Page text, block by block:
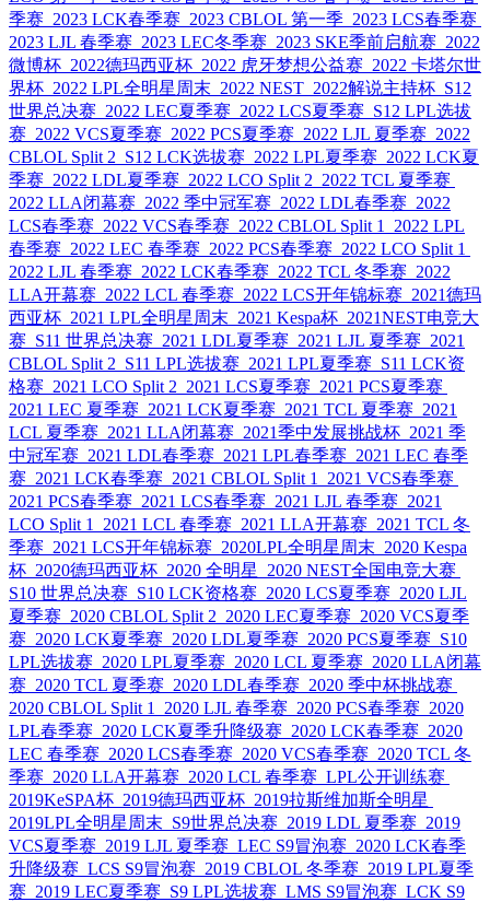
季赛 2023 LCK春季赛 2023 CBLOL 第一季 2023 LCS春季赛
2023 LJL 春季赛 2023 LEC冬季赛 2023 SKE季前启航赛 2022
微博杯 2022德玛西亚杯 2022 虎牙梦想公益赛 2022 卡塔尔世
界杯 2022 LPL全明星周末 2022 NEST 2022解说主持杯 S12
世界总决赛 2022 LEC夏季赛 2022 LCS夏季赛 S12 LPL选拔
赛 2022 VCS夏季赛 2022 PCS夏季赛 2022 LJL 夏季赛 2022
CBLOL Split 2 S12 LCK选拔赛 2022 LPL夏季赛 2022 LCK夏
季赛 2022 LDL夏季赛 2022 LCO Split 2 2022 TCL 夏季赛
2022 LLA闭幕赛 2022 季中冠军赛 2022 LDL春季赛 2022
LCS春季赛 2022 VCS春季赛 2022 CBLOL Split 1
2022 LPL
春季赛 2022 LEC 春季赛 2022 PCS春季赛 2022 LCO Split 1
2022 LJL 春季赛 2022 LCK春季赛 2022 TCL 冬季赛 2022
LLA开幕赛 2022 LCL 春季赛 2022 LCS开年锦标赛 2021德玛
西亚杯 2021 LPL全明星周末 2021 Kespa杯 2021NEST电竞大
赛 S11 世界总决赛 2021 LDL夏季赛 2021 LJL 夏季赛 2021
CBLOL Split 2 S11 LPL选拔赛 2021 LPL夏季赛 S11 LCK资
格赛 2021 LCO Split 2 2021 LCS夏季赛 2021 PCS夏季赛
2021 LEC 夏季赛 2021 LCK夏季赛 2021 TCL 夏季赛 2021
LCL 夏季赛 2021 LLA闭幕赛 2021季中发展挑战杯 2021 季
中冠军赛 2021 LDL春季赛 2021 LPL春季赛 2021 LEC 春季
赛 2021 LCK春季赛 2021 CBLOL Split 1
2021 VCS春季赛
2021 PCS春季赛 2021 LCS春季赛 2021 LJL 春季赛 2021
LCO Split 1
2021 LCL 春季赛 2021 LLA开幕赛 2021 TCL 冬
季赛 2021 LCS开年锦标赛 2020LPL全明星周末 2020 Kespa
杯 2020德玛西亚杯 2020 全明星
2020 NEST全国电竞大赛
S10 世界总决赛 S10 LCK资格赛 2020 LCS夏季赛 2020 LJL
夏季赛 2020 CBLOL Split 2 2020 LEC夏季赛 2020 VCS夏季
赛 2020 LCK夏季赛 2020 LDL夏季赛 2020 PCS夏季赛 S10
LPL选拔赛 2020 LPL夏季赛 2020 LCL 夏季赛 2020 LLA闭幕
赛 2020 TCL 夏季赛 2020 LDL春季赛 2020 季中杯挑战赛
2020 CBLOL Split 1
2020 LJL 春季赛 2020 PCS春季赛 2020
LPL春季赛 2020 LCK夏季升降级赛 2020 LCK春季赛 2020
LEC 春季赛 2020 LCS春季赛 2020 VCS春季赛 2020 TCL 冬
季赛 2020 LLA开幕赛 2020 LCL 春季赛 LPL公开训练赛
2019KeSPA杯 2019德玛西亚杯 2019拉斯维加斯全明星
2019LPL全明星周末 S9世界总决赛 2019 LDL 夏季赛 2019
VCS夏季赛 2019 LJL 夏季赛 LEC S9冒泡赛 2020 LCK春季
升降级赛 LCS S9冒泡赛 2019 CBLOL 冬季赛 2019 LPL夏季
赛 2019 LEC夏季赛 S9 LPL选拔赛 LMS S9冒泡赛 LCK S9